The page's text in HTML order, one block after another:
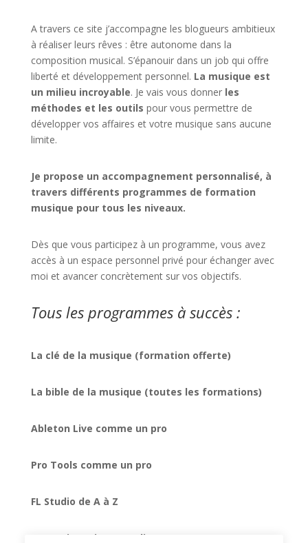
A travers ce site j’accompagne les blogueurs ambitieux
à réaliser leurs rêves : être autonome dans la
composition musical. S’épanouir dans un job qui offre
liberté et développement personnel. La musique est
un milieu incroyable. Je vais vous donner les
méthodes et les outils pour vous permettre de
développer vos affaires et votre musique sans aucune
limite.
Je propose un accompagnement personnalisé, à
travers différents programmes de formation
musique pour tous les niveaux.
Dès que vous participez à un programme, vous avez
accès à un espace personnel privé pour échanger avec
moi et avancer concrètement sur vos objectifs.
Tous les programmes à succès :
La clé de la musique (formation offerte)
La bible de la musique (toutes les formations)
Ableton Live comme un pro
Pro Tools comme un pro
FL Studio de A à Z
Formation mixage audio